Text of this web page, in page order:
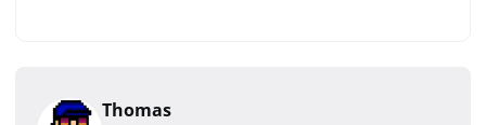
Thomas